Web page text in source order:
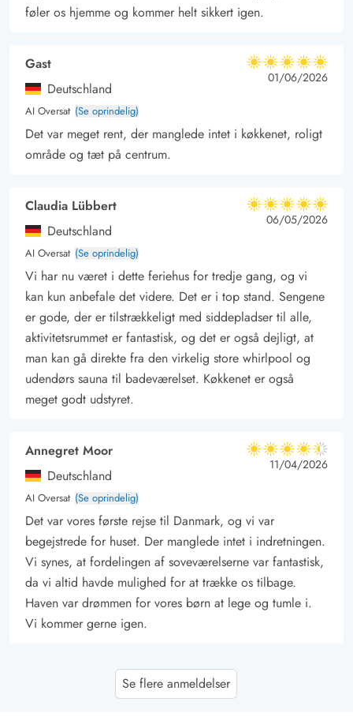
langs vandkanten – og måske en lille dukkert på en varm
føler os hjemme og kommer helt sikkert igen.
Gast
Deutschland
AI Oversat (Se oprindelig)
5 ud af 5
5 ud af 5
5 out of 5
01/06/2026
Det var meget rent, der manglede intet i køkkenet, roligt
område og tæt på centrum.
Claudia Lübbert
Deutschland
AI Oversat (Se oprindelig)
5 ud af 5
5 ud af 5
5 out of 5
06/05/2026
Vi har nu været i dette feriehus for tredje gang, og vi
kan kun anbefale det videre. Det er i top stand. Sengene
er gode, der er tilstrækkeligt med siddepladser til alle,
aktivitetsrummet er fantastisk, og det er også dejligt, at
man kan gå direkte fra den virkelig store whirlpool og
udendørs sauna til badeværelset. Køkkenet er også
meget godt udstyret.
Annegret Moor
Deutschland
AI Oversat (Se oprindelig)
4.5 ud af 5
4.5 ud af 5
4.5 out of 5
11/04/2026
Det var vores første rejse til Danmark, og vi var
begejstrede for huset. Der manglede intet i indretningen.
Vi synes, at fordelingen af soveværelserne var fantastisk,
da vi altid havde mulighed for at trække os tilbage.
Haven var drømmen for vores børn at lege og tumle i.
Vi kommer gerne igen.
Se flere anmeldelser